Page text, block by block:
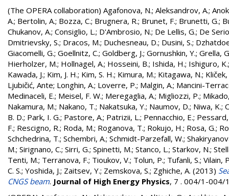
(The OPERA collaboration) Agafonova, N.; Aleksandrov, A.;
A.; Bertolin, A.; Bozza, C.; Brugnera, R.; Brunet, F.; Brunetti, G.;
Chukanov, A.; Consiglio, L.; D'Ambrosio, N.; De Lellis, G.; De
Dmitrievsky, S.; Dracos, M.; Duchesneau, D.; Dusini, S.;
Giacomelli, G.; Goellnitz, C.; Goldberg, J.; Gornushkin, Y.; Grella,
Hierholzer, M.; Hollnagel, A.; Hosseini, B.; Ishida, H.; Ishiguro, K.
Kawada, J.; Kim, J. H.; Kim, S. H.; Kimura, M.; Kitagawa, N.;
Ljubičić, Ante; Longhin, A.; Loverre, P.; Malgin, A.; Mancini-
Medinaceli, E.; Meisel, F. W.; Meregaglia, A.; Migliozzi, P.;
Nakamura, M.; Nakano, T.; Nakatsuka, Y.; Naumov, D.; Niwa, K.;
B. D.; Park, I. G.; Pastore, A.; Patrizii, L.; Pennacchio, E.;
F.; Rescigno, R.; Roda, M.; Roganova, T.; Rokujo, H.; Rosa, G.;
Schchedrina, T.; Schembri, A.; Schmidt-Parzefall, W.;
M.; Sirignano, C.; Sirri, G.; Spinetti, M.; Stanco, L.; Starkov, N.;
Tenti, M.; Terranova, F.; Tioukov, V.; Tolun, P.; Tufanli, S.; Vilain,
C. S.; Yoshida, J.; Zaitsev, Y.; Zemskova, S.; Zghiche, A. (2013)
CNGS beam. Journal of High Energy Physics, 7 . 004/1-004/